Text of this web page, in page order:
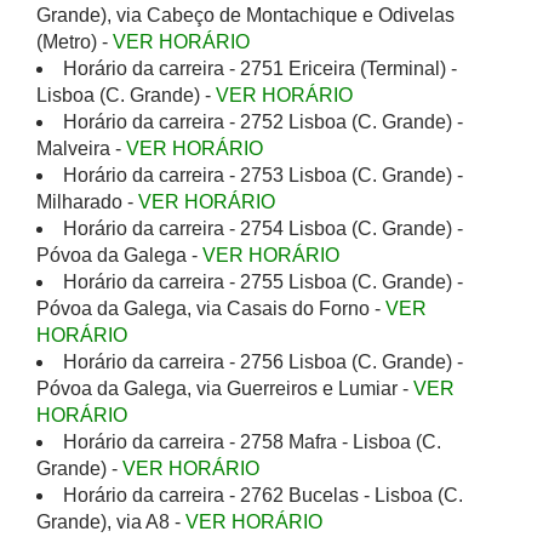
Grande), via Cabeço de Montachique e Odivelas
(Metro) - VER HORÁRIO
Horário da carreira - 2751 Ericeira (Terminal) -
Lisboa (C. Grande) - VER HORÁRIO
Horário da carreira - 2752 Lisboa (C. Grande) -
Malveira - VER HORÁRIO
Horário da carreira - 2753 Lisboa (C. Grande) -
Milharado - VER HORÁRIO
Horário da carreira - 2754 Lisboa (C. Grande) -
Póvoa da Galega - VER HORÁRIO
Horário da carreira - 2755 Lisboa (C. Grande) -
Póvoa da Galega, via Casais do Forno - VER
HORÁRIO
Horário da carreira - 2756 Lisboa (C. Grande) -
Póvoa da Galega, via Guerreiros e Lumiar - VER
HORÁRIO
Horário da carreira - 2758 Mafra - Lisboa (C.
Grande) - VER HORÁRIO
Horário da carreira - 2762 Bucelas - Lisboa (C.
Grande), via A8 - VER HORÁRIO